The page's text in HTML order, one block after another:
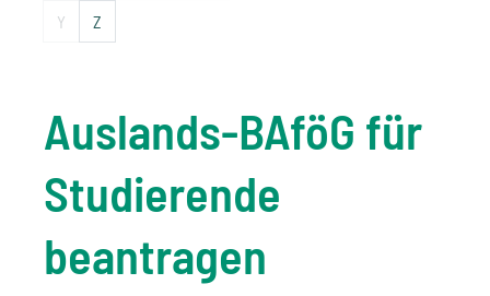
Y Z
Auslands-BAföG für
Studierende
beantragen